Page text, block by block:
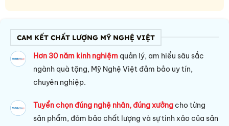
CAM KẾT CHẤT LƯỢNG MỸ NGHỆ VIỆT
Hơn 30 năm kinh nghiệm quản lý, am hiểu sâu sắc
ngành quà tặng, Mỹ Nghệ Việt đảm bảo uy tín,
chuyên nghiệp.
Tuyển chọn đúng nghệ nhân, đúng xưởng cho từng
sản phẩm, đảm bảo chất lượng và sự tinh xảo của sản